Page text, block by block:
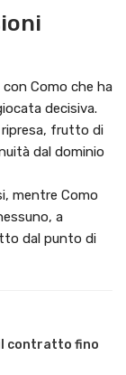
Como che ha
decisiva.
ripresa, frutto di
dal dominio
mentre Como
a
dal punto di
contratto fino